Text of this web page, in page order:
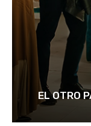
EL OTRO